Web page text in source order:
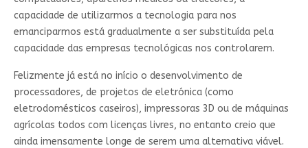
capacidade de utilizarmos a tecnologia para nos
emanciparmos está gradualmente a ser substituída pela
capacidade das empresas tecnológicas nos controlarem.
Felizmente já está no início o desenvolvimento de
processadores, de projetos de eletrónica (como
eletrodomésticos caseiros), impressoras 3D ou de máquinas
agrícolas todos com licenças livres, no entanto creio que
ainda imensamente longe de serem uma alternativa viável.